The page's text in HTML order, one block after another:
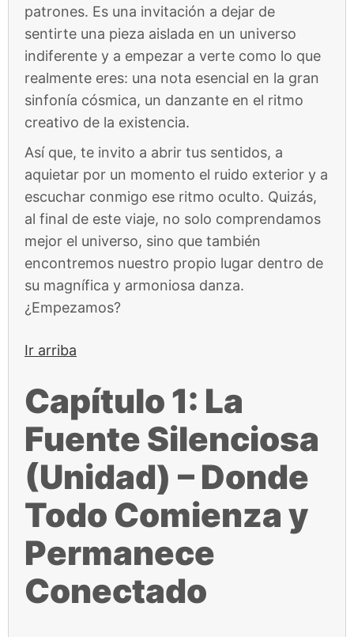
patrones. Es una invitación a dejar de
sentirte una pieza aislada en un universo
indiferente y a empezar a verte como lo que
realmente eres: una nota esencial en la gran
sinfonía cósmica, un danzante en el ritmo
creativo de la existencia.
Así que, te invito a abrir tus sentidos, a
aquietar por un momento el ruido exterior y a
escuchar conmigo ese ritmo oculto. Quizás,
al final de este viaje, no solo comprendamos
mejor el universo, sino que también
encontremos nuestro propio lugar dentro de
su magnífica y armoniosa danza.
¿Empezamos?
Ir arriba
Capítulo 1: La
Fuente Silenciosa
(Unidad) – Donde
Todo Comienza y
Permanece
Conectado